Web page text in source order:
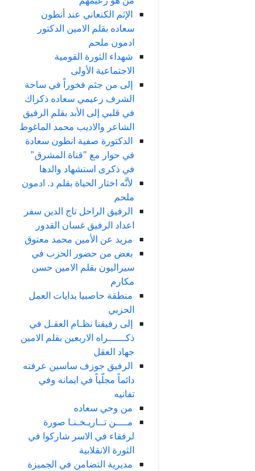
الإثم الكنعاني عند أنطون
سعاده بقلم الامين الدكتور
ادمون ملحم
شهداء الثورة القومية
الاجتماعية الأولى
إلى من جثم فخوراً في ساحة
الشرف زعيمي سعاده ذكراك
في قلبي إلى الأبد بقلم الرفيق
الشاعر والاديب محمد الماغوط
الدكتورة صفية انطون سعادة
في حوار مع "قناة المشرق"
في ذكرى استشهاد والدها
لأنَّه اختار الحياة بقلم د. ادمون
ملحم
الرفيق الراحل تاج الدين سفر
اعداد الرفيق غسان القدور
مزيد عن الأمين محمد معتوق
بعض من حضور الحزب في
سيراليون بقلم الامين حسن
مكارم
منطقة حاصبيا بدايات العمل
الحزبي
إلى رفيقنا نظـام العقـل في
ذكــــــراه الاربعين بقلم الامين
جهاد العقل
الرفيق جوزف ساسين عرفته
دائماً مجلّياً في ايمانه وفي
تفانيه
من وحي سعاده
مــــن تــاريـخـنـا صورة
لرفقاء في الاسر شاركوا في
الثورة الانقلابية
مديرية التضامن في الجميزة